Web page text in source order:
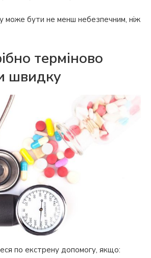
може бути не менш небезпечним, ніж
терміново
швидку
по екстрену допомогу, якщо: